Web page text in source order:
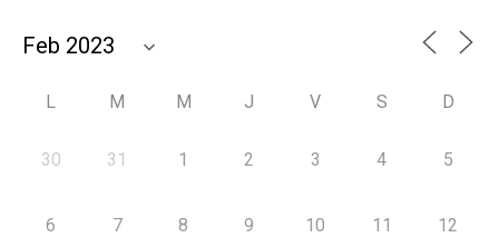
L M M J V S D
30 31 1 2 3 4 5
6 7 8 9 10 11 12